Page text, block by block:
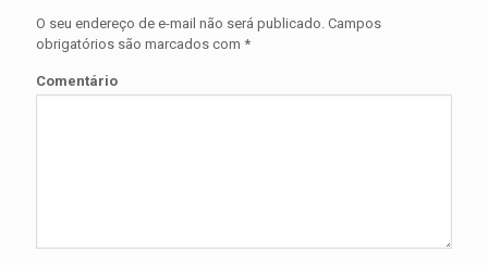
O seu endereço de e-mail não será publicado. Campos
obrigatórios são marcados com *
Comentário